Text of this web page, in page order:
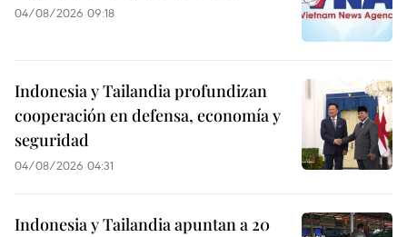
04/08/2026 09:18
Indonesia y Tailandia profundizan
cooperación en defensa, economía y
seguridad
04/08/2026 04:31
Indonesia y Tailandia apuntan a 20